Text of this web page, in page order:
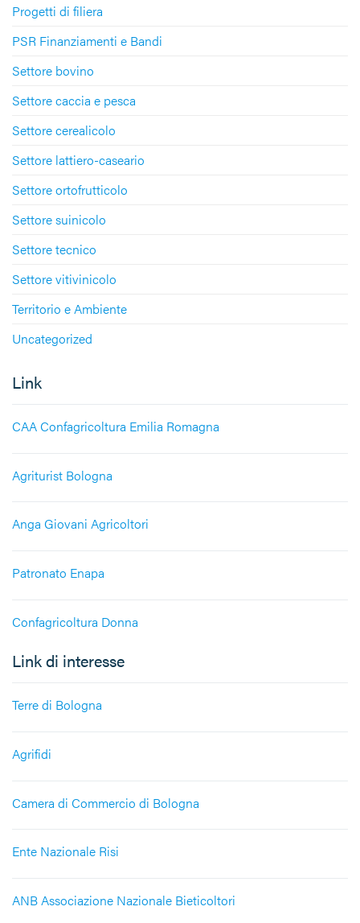
Progetti di filiera
PSR Finanziamenti e Bandi
Settore bovino
Settore caccia e pesca
Settore cerealicolo
Settore lattiero-caseario
Settore ortofrutticolo
Settore suinicolo
Settore tecnico
Settore vitivinicolo
Territorio e Ambiente
Uncategorized
Link
CAA Confagricoltura Emilia Romagna
Agriturist Bologna
Anga Giovani Agricoltori
Patronato Enapa
Confagricoltura Donna
Link di interesse
Terre di Bologna
Agrifidi
Camera di Commercio di Bologna
Ente Nazionale Risi
ANB Associazione Nazionale Bieticoltori